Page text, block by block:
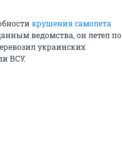
крушения самолета
ведомства, он летел по
украинских
ВСУ.